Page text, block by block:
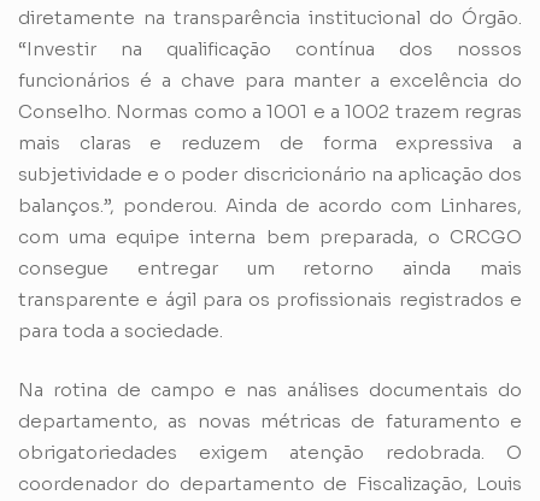
diretamente na transparência institucional do Órgão.
“Investir na qualificação contínua dos nossos
funcionários é a chave para manter a excelência do
Conselho. Normas como a 1001 e a 1002 trazem regras
mais claras e reduzem de forma expressiva a
subjetividade e o poder discricionário na aplicação dos
balanços.”, ponderou. Ainda de acordo com Linhares,
com uma equipe interna bem preparada, o CRCGO
consegue entregar um retorno ainda mais
transparente e ágil para os profissionais registrados e
para toda a sociedade.
Na rotina de campo e nas análises documentais do
departamento, as novas métricas de faturamento e
obrigatoriedades exigem atenção redobrada. O
coordenador do departamento de Fiscalização, Louis